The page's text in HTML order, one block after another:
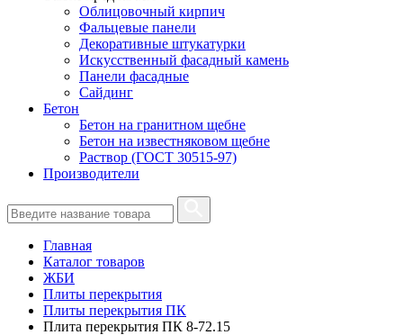
Облицовочный кирпич
Фальцевые панели
Декоративные штукатурки
Искусственный фасадный камень
Панели фасадные
Сайдинг
Бетон
Бетон на гранитном щебне
Бетон на известняковом щебне
Раствор (ГОСТ 30515-97)
Производители
Главная
Каталог товаров
ЖБИ
Плиты перекрытия
Плиты перекрытия ПК
Плита перекрытия ПК 8-72.15